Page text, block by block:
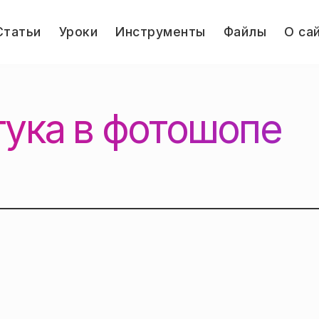
Уроки Инструменты Файлы О
в фотошопе